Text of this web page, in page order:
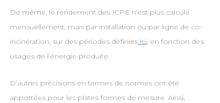
De même, le rendement des ICPE n’est plus calculé
mensuellement, mais par installation ou par ligne de co-
incinération, sur des périodes définiesici, en fonction des
usages de l’énergie produite.
D’autres précisions en termes de normes ont été
apportées pour les plates-formes de mesure. Ainsi,